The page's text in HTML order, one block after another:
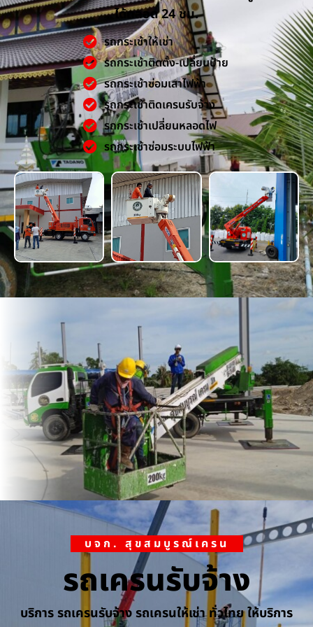
ได้ตลอด 24 ชม.
รถกระเช้าให้เช่า
รถกระเช้าติดตั้ง-เปลี่ยนป้าย
รถกระเช้าซ่อมเสาไฟฟ้า
รถกระเช้าติดเครนรับจ้าง
รถกระเช้าเปลี่ยนหลอดไฟ
รถกระเช้าซ่อมระบบไฟฟ้า
บจก. สุขสมบูรณ์เครน
รถเครนรับจ้าง
บริการ รถเครนรับจ้าง รถเครนให้เช่า ทั่วไทย ให้บริการ